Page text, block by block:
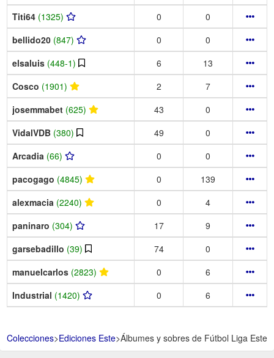
Titi64 (1325) 0
0
bellido20 (847) 0
0
elsaluis (448-1) 6
13
Cosco (1901) 2
7
josemmabet (625) 43
0
VidalVDB (380) 49
0
Arcadia (66) 0
0
pacogago (4845) 0
139
alexmacia (2240) 0
4
paninaro (304) 17
9
garsebadillo (39) 74
0
manuelcarlos (2823) 0
6
Industrial (1420) 0 6
Colecciones>Ediciones Este>Álbumes y sobres de Fútbol Liga Este